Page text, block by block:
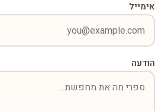
אימייל
הודעה